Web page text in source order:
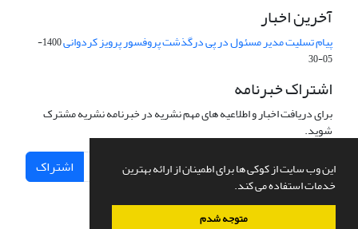
این وب سایت از کوکی ها برای اطمینان از ارائه بهترین
خدمات استفاده می کند.
متوجه شدم
آخرین اخبار
پیام تسلیت مدیر مسئول در پی درگذشت پروفسور پرویز کردوانی
1400-
05-30
اشتراک خبرنامه
برای دریافت اخبار و اطلاعیه های مهم نشریه در خبرنامه نشریه مشترک
شوید.
اشتراک